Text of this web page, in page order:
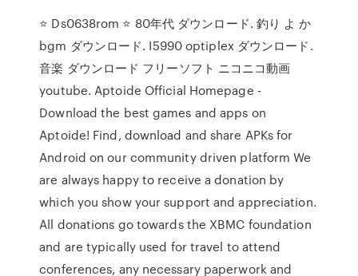
⭐ Ds0638rom ⭐ 80年代 ダウンロード. 釣り よ か
bgm ダウンロード. I5990 optiplex ダウンロード.
音楽 ダウンロード フリーソフト ニコニコ動画
youtube. Aptoide Official Homepage -
Download the best games and apps on
Aptoide! Find, download and share APKs for
Android on our community driven platform We
are always happy to receive a donation by
which you show your support and appreciation.
All donations go towards the XBMC foundation
and are typically used for travel to attend
conferences, any necessary paperwork and